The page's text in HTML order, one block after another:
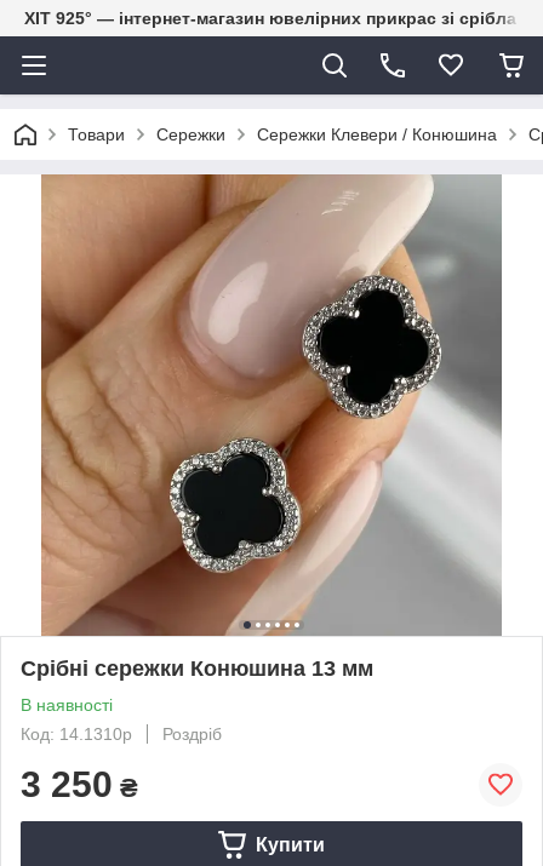
ХІТ 925° — інтернет-магазин ювелірних прикрас зі срібла
Товари Сережки Сережки Клевери / Конюшина
Срібні сережки Конюшина 13 мм
В наявності
Код: 14.1310р
Роздріб
3 250 ₴
Купити